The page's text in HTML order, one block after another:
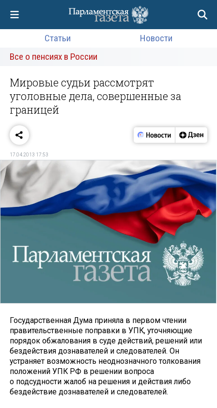
Статьи
Новости
Все о пенсиях в России
Мировые судьи рассмотрят
уголовные дела, совершенные за
границей
17.04.2013 17:53
Государственная Дума приняла в первом чтении
правительственные поправки в УПК, уточняющие
порядок обжалования в суде действий, решений или
бездействия дознавателей и следователей. Он
устраняет возможность неоднозначного толкования
положений УПК РФ в решении вопроса
о подсудности жалоб на решения и действия либо
бездействие дознавателей и следователей.